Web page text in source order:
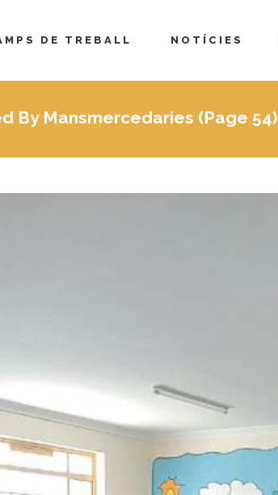
DE TREBALL NOTÍCIES
By Mansmercedaries (Page 54)